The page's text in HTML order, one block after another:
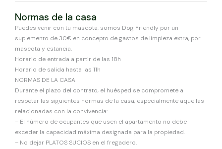
Normas de la casa
Puedes venir con tu mascota, somos Dog Friendly por un
suplemento de 30€ en concepto de gastos de limpieza extra, por
mascota y estancia.
Horario de entrada a partir de las 18h
Horario de salida hasta las 11h
NORMAS DE LA CASA
Durante el plazo del contrato, el huésped se compromete a
respetar las siguientes normas de la casa, especialmente aquellas
relacionadas con la convivencia:
– El número de ocupantes que usen el apartamento no debe
exceder la capacidad máxima designada para la propiedad.
– No dejar PLATOS SUCIOS en el fregadero.